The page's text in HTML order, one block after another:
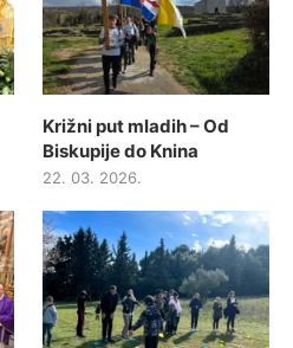
Križni put mladih – Od
Biskupije do Knina
22. 03. 2026.